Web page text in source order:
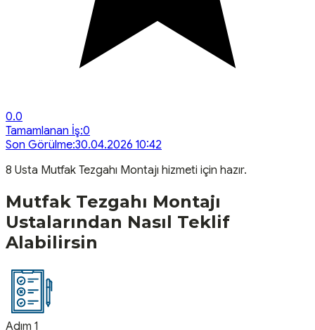
0.0
Tamamlanan İş:0
Son Görülme:30.04.2026 10:42
8 Usta Mutfak Tezgahı Montajı hizmeti için hazır.
Mutfak Tezgahı Montajı
Ustalarından Nasıl Teklif
Alabilirsin
Adım 1